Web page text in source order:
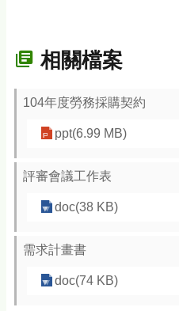
相關檔案
104年度勞務採購契約
ppt(6.99 MB)
評審會議工作表
doc(38 KB)
需求計畫書
doc(74 KB)